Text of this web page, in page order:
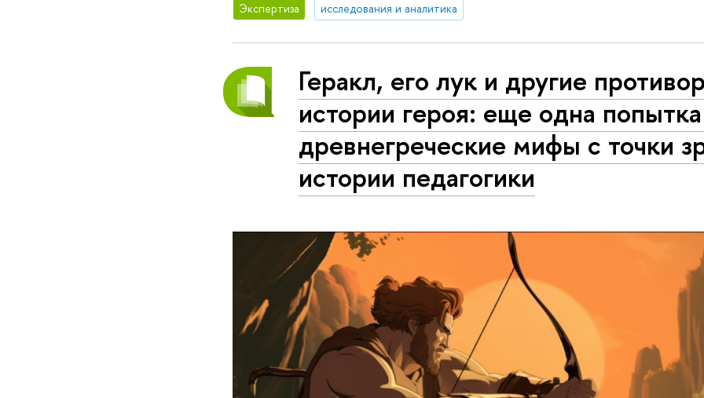
Экспертиза исследования и аналитика
Геракл, его лук и другие
истории героя: еще одна
древнегреческие мифы с точки
истории педагогики